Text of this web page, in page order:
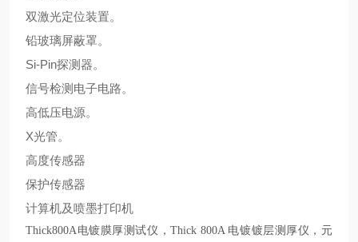
双激光定位装置。
铅玻璃屏蔽罩。
Si-Pin探测器。
信号检测电子电路。
高低压电源。
X光管。
高度传感器
保护传感器
计算机及喷墨打印机
Thick800A电镀膜厚测试仪，Thick 800A 电镀镀层测厚仪，元